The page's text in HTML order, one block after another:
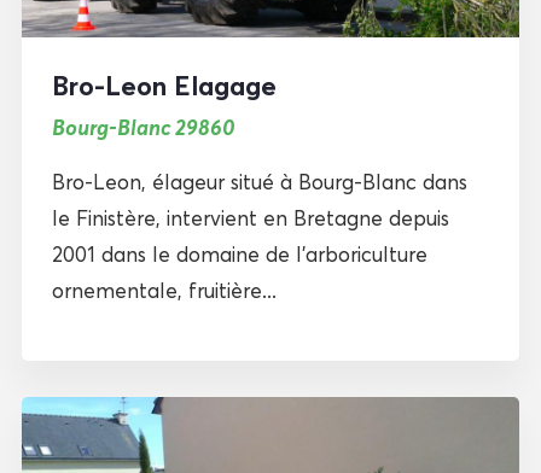
Bro-Leon Elagage
Bourg-Blanc 29860
Bro-Leon, élageur situé à Bourg-Blanc dans
le Finistère, intervient en Bretagne depuis
2001 dans le domaine de l’arboriculture
ornementale, fruitière...